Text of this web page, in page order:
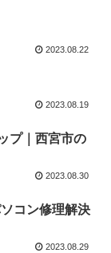
2023.08.22
2023.08.19
プ｜西宮市の
2023.08.30
コン修理解決
2023.08.29